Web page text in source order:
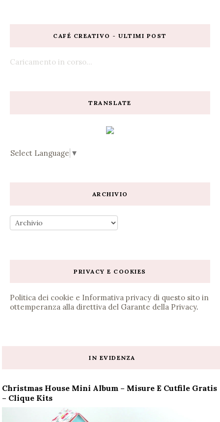
CAFÉ CREATIVO - ULTIMI POST
Caricamento in corso...
TRANSLATE
Select Language ▼
ARCHIVIO
PRIVACY E COOKIES
Politica dei cookie e Informativa privacy di questo sito in
ottemperanza alla direttiva del Garante della Privacy.
IN EVIDENZA
Christmas House Mini Album – Misure E Cutfile Gratis
– Clique Kits